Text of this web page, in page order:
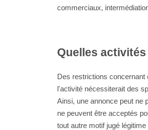
commerciaux,
Quelles
Des restrictions concernant
l'activité nécessiterait des
Ainsi, une annonce peut ne
ne peuvent être acceptés
tout autre motif jugé